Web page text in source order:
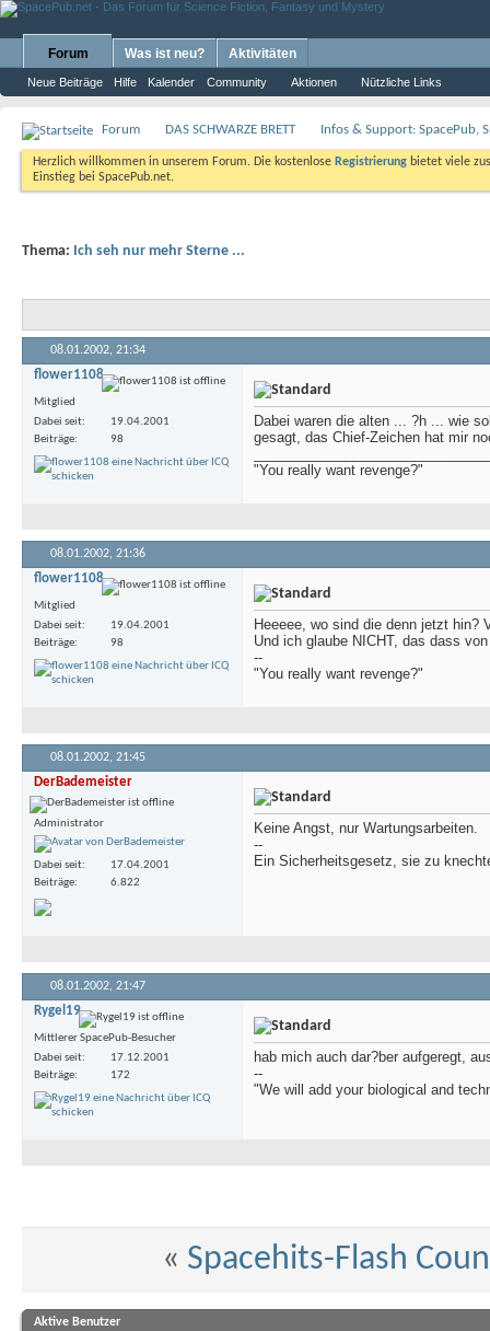
Forum
Neue Beiträge Hilfe Kalender Community Aktionen Nützliche Links
Was ist neu? Aktivitäten
Forum DAS SCHWARZE BRETT Infos & Support: SpacePub,
Herzlich willkommen in unserem Forum. Die kostenlose Registrierung bietet viele
Einstieg bei SpacePub.net.
Thema: Ich seh nur mehr Sterne ...
08.01.2002, 21:34
flower1108
Mitglied
Dabei seit
19.04.2001
Beiträge
98
Dabei waren die alten ... ?h ... wie
gesagt, das Chief-Zeichen hat mir
"You really want revenge?"
08.01.2002, 21:36
flower1108
Mitglied
Dabei seit
19.04.2001
Beiträge
98
Heeeee, wo sind die denn jetzt hin?
Und ich glaube NICHT, das dass
--
"You really want revenge?"
08.01.2002, 21:45
DerBademeister
Administrator
Dabei seit
17.04.2001
Beiträge
6.822
Keine Angst, nur Wartungsarbeiten.
--
Ein Sicherheitsgesetz, sie zu
08.01.2002, 21:47
Rygel19
Mittlerer SpacePub-Besucher
Dabei seit
17.12.2001
Beiträge
172
hab mich auch dar?ber aufgeregt,
--
"We will add your biological and
« Spacehits-Flash
Aktive Benutzer